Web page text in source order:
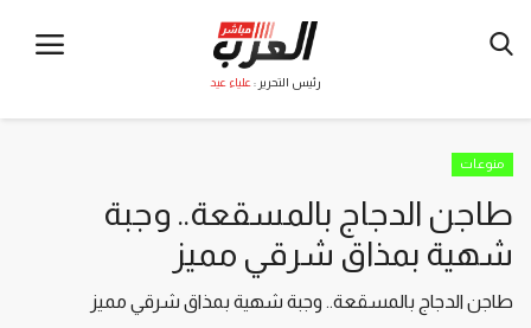
رئيس التحرير : علياء عيد
منوعات
طاجن الدجاج بالمسقعة.. وجبة
شهية بمذاق شرقي مميز
طاجن الدجاج بالمسقعة.. وجبة شهية بمذاق شرقي مميز